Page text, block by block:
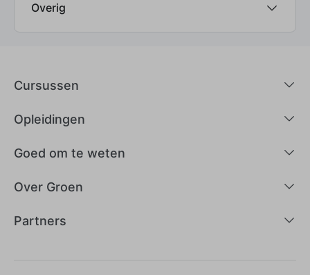
Overig
Cursussen
Opleidingen
Goed om te weten
Over Groen
Partners